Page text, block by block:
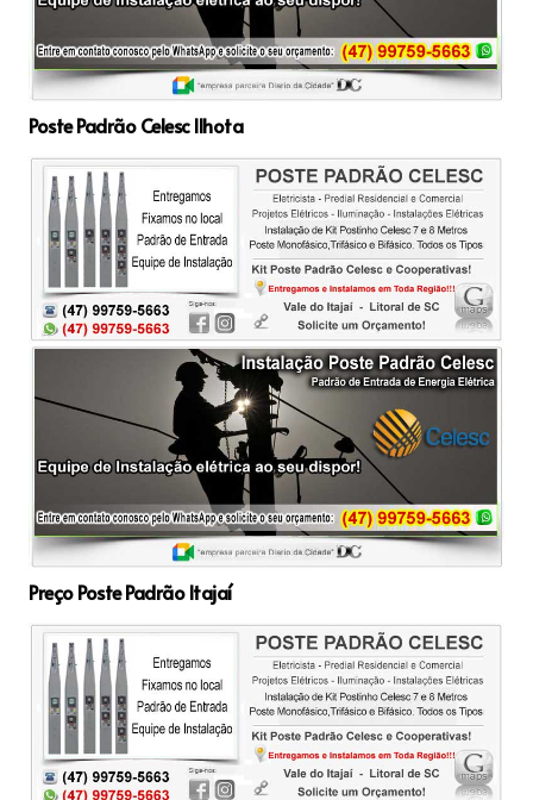
Poste Padrão Celesc Ilhota
Preço Poste Padrão Itajaí